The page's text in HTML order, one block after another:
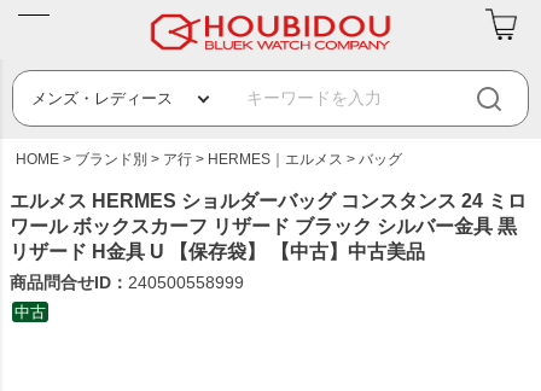
HOME ブランド別 ア行 HERMES｜エルメス バッグ
エルメス HERMES ショルダーバッグ コンスタンス 24 ミロ
ワール ボックスカーフ リザード ブラック シルバー金具 黒
リザード H金具 U 【保存袋】 【中古】中古美品
商品問合せID： 240500558999
中古